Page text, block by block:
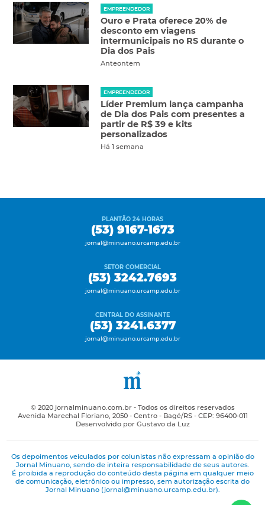
EMPREENDEDOR
Ouro e Prata oferece 20% de
desconto em viagens
intermunicipais no RS durante o
Dia dos Pais
Anteontem
EMPREENDEDOR
Líder Premium lança campanha
de Dia dos Pais com presentes a
partir de R$ 39 e kits
personalizados
Há 1 semana
PLANTÃO 24 HORAS
(53) 9167-1673
jornal@minuano.urcamp.edu.br
SETOR COMERCIAL
(53) 3242.7693
jornal@minuano.urcamp.edu.br
CENTRAL DO ASSINANTE
(53) 3241.6377
jornal@minuano.urcamp.edu.br
© 2020 jornalminuano.com.br - Todos os direitos reservados
Avenida Marechal Floriano, 2050 - Centro - Bagé/RS - CEP: 96400-011
Desenvolvido por Gustavo da Luz
Os depoimentos veiculados por colunistas não expressam a opinião do
Jornal Minuano, sendo de inteira responsabilidade de seus autores.
É proibida a reprodução do conteúdo desta página em qualquer meio
de comunicação, eletrônico ou impresso, sem autorização escrita do
Jornal Minuano (jornal@minuano.urcamp.edu.br).